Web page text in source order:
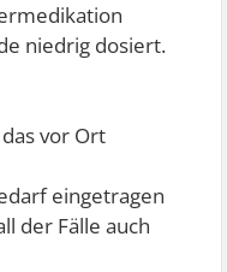
niedrig dosiert.
vor Ort
eingetragen
der Fälle auch